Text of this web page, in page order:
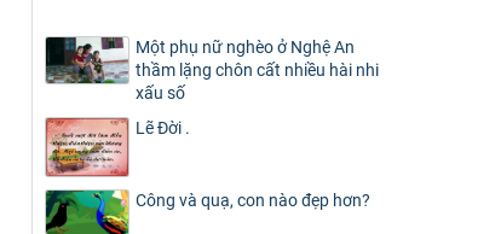
Một phụ nữ nghèo ở Nghệ An
thầm lặng chôn cất nhiều hài nhi
xấu số
Lẽ Đời .
Công và quạ, con nào đẹp hơn?